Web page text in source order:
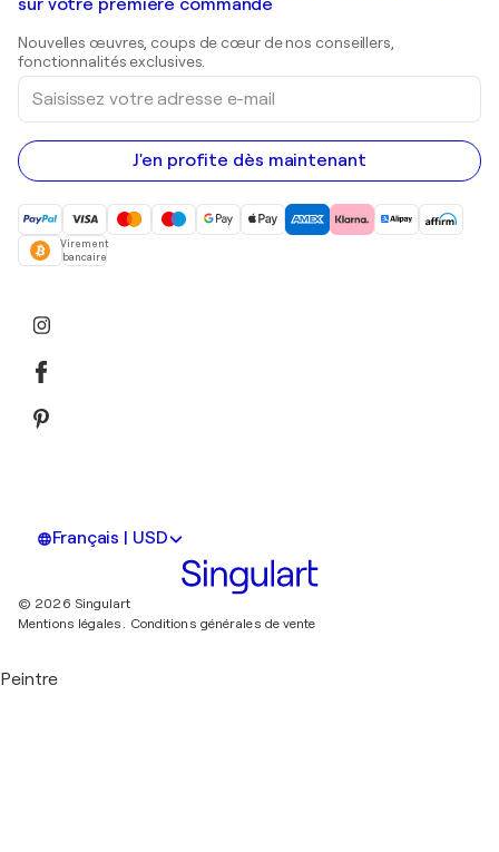
Estampes
Peintures acryliques
Galeries d'art en Belgique
sur votre première commande
Nouvelles œuvres, coups de cœur de nos conseillers,
fonctionnalités exclusives.
Saisissez
votre
adresse
e-
mail
J'en profite dès maintenant
Virement
bancaire
Français | USD
© 2026 Singulart
Mentions légales. Conditions générales de vente
Peintre